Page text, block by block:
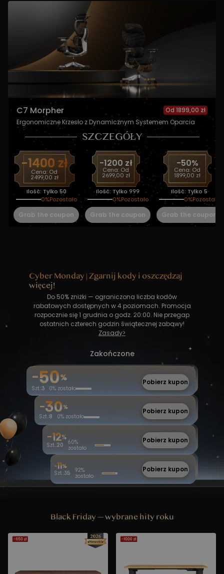
C7 Morpher
Od 1899,00 zł
Ergonomiczne Krzesło z Dynamicznym Systemem Oparcia
SZCZEGÓŁY
-1400 zł
Cena: Od
2499,00 zł
Ilość: Tylko 50
0%Pozostało
Grab the coupon
-1200 zł
Cena: Od
2699,00 zł
Ilość: Tylko 999
0%Pozostało
Grab the coupon
-50%
Cena: Od
1899,00 zł
Ilość: Tylko 5
0%Pozostało
Grab the coupon
E7Q
Od 2199,00 zł
Biurko Stojące na 4 Nogach z 4 Silnikami
SZCZEGÓŁY
-900 zł
Cena: Od
3299,00 zł
Ilość: Tylko 50
0%Pozostało
Grab the coupon
-400 zł
Cena: Od
3799,00 zł
Ilość: Tylko 999
0%Pozostało
Grab the coupon
-50%
Cena: Od
2199,00 zł
Ilość: Tylko 5
0%Pozostało
Grab the coupon
Cyber Monday | Zgarnij kody i oszczędzaj
więcej!
Do 50% zniżki — ograniczona liczba kodów
rabatowych dostępnych w 4 poziomach. Promocja
rozpocznie się 1 grudnia o godz. 20:00. Nie przegap
ostatnich czterech godzin świątecznej zabawy!
Zasady>
Zakończone
-50%
Szt.:3 0% zostało
-30%
Szt.:8 0% zostało
-12%
Szt.:20 60%
zostało
-11%
Szt.:35 92%
zostało
Pobierz kupon
Pobierz kupon
Pobierz kupon
Pobierz kupon
Black Friday — wybrane hity roku